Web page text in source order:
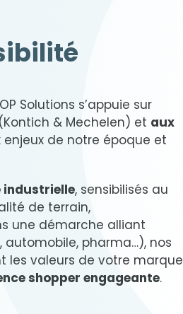
Solutions s’appuie sur
(Kontich & Mechelen) et aux
de notre époque et
industrielle, sensibilisés au
de terrain,
une démarche alliant
automobile, pharma…), nos
les valeurs de votre marque
shopper engageante.